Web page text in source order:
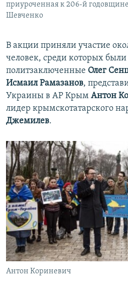
приуроченная к 206-й
Шевченко
В акции приняли участие
человек, среди которых
политзаключенные Олег
Исмаил Рамазанов,
Украины в АР Крым Антон
лидер крымскотатарского
Джемилев.
Антон Кориневич